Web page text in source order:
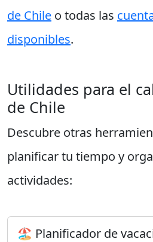
de Chile o todas las
disponibles.
Utilidades para el
de Chile
Descubre otras
planificar tu tiempo y
actividades:
🏖️ Planificador de